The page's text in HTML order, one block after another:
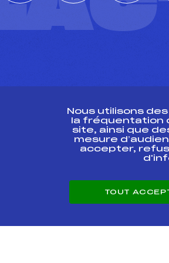
ESPACE PRESSE
Nous utilisons
la fréquentation
site, ainsi que
mesure
accepter,
TOUT